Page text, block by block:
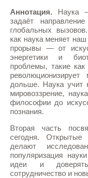
Аннотация. Наука
задаёт
глобальных
как наука меняет
прорывы — от
энергетики и
проблемы, такие
дольше. Наука учит
мировоззрение,
философии до
познания.
Вторая часть
сегодня.
делают
популяризация
идеи и
сотрудничество и